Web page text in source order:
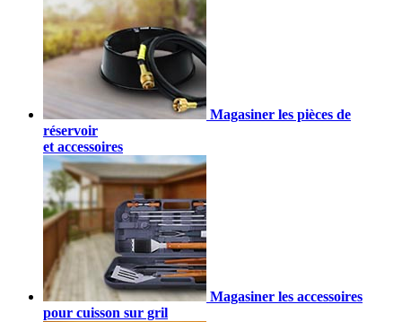
Magasiner les pièces de
réservoir
et accessoires
Magasiner les accessoires
pour cuisson sur gril